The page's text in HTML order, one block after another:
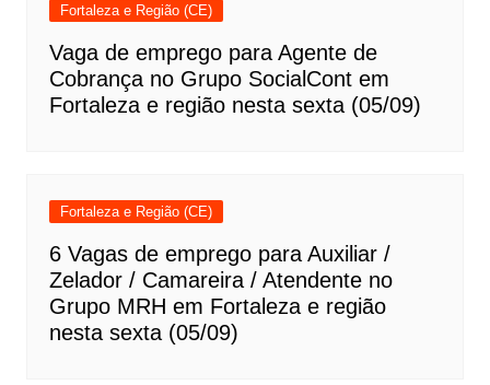
Fortaleza e Região (CE)
Vaga de emprego para Agente de
Cobrança no Grupo SocialCont em
Fortaleza e região nesta sexta (05/09)
Fortaleza e Região (CE)
6 Vagas de emprego para Auxiliar /
Zelador / Camareira / Atendente no
Grupo MRH em Fortaleza e região
nesta sexta (05/09)